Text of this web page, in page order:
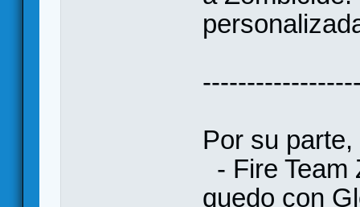
Por su
- Fire Team
quedo con